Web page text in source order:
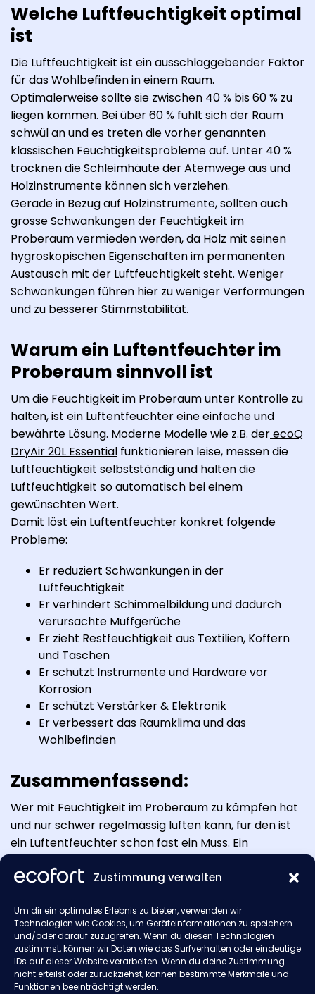
Zustimmung verwalten
Um dir ein optimales Erlebnis zu bieten, verwenden wir
Technologien wie Cookies, um Geräteinformationen zu speichern
und/oder darauf zuzugreifen. Wenn du diesen Technologien
zustimmst, können wir Daten wie das Surfverhalten oder eindeutige
IDs auf dieser Website verarbeiten. Wenn du deine Zustimmung
nicht erteilst oder zurückziehst, können bestimmte Merkmale und
Funktionen beeinträchtigt werden.
Welche Luftfeuchtigkeit optimal
ist
Die Luftfeuchtigkeit ist ein ausschlaggebender Faktor
für das Wohlbefinden in einem Raum.
Optimalerweise sollte sie zwischen 40 % bis 60 % zu
liegen kommen. Bei über 60 % fühlt sich der Raum
schwül an und es treten die vorher genannten
klassischen Feuchtigkeitsprobleme auf. Unter 40 %
trocknen die Schleimhäute der Atemwege aus und
Holzinstrumente können sich verziehen.
Gerade in Bezug auf Holzinstrumente, sollten auch
grosse Schwankungen der Feuchtigkeit im
Proberaum vermieden werden, da Holz mit seinen
hygroskopischen Eigenschaften im permanenten
Austausch mit der Luftfeuchtigkeit steht. Weniger
Schwankungen führen hier zu weniger Verformungen
und zu besserer Stimmstabilität.
Warum ein Luftentfeuchter im
Proberaum sinnvoll ist
Um die Feuchtigkeit im Proberaum unter Kontrolle zu
halten, ist ein Luftentfeuchter eine einfache und
bewährte Lösung. Moderne Modelle wie z.B. derecoQ
DryAir 20L Essential funktionieren leise, messen die
Luftfeuchtigkeit selbstständig und halten die
Luftfeuchtigkeit so automatisch bei einem
gewünschten Wert.
Damit löst ein Luftentfeuchter konkret folgende
Probleme:
Er reduziert Schwankungen in der
Luftfeuchtigkeit
Er verhindert Schimmelbildung und dadurch
verursachte Muffgerüche
Er zieht Restfeuchtigkeit aus Textilien, Koffern
und Taschen
Er schützt Instrumente und Hardware vor
Korrosion
Er schützt Verstärker & Elektronik
Er verbessert das Raumklima und das
Wohlbefinden
Zusammenfassend:
Wer mit Feuchtigkeit im Proberaum zu kämpfen hat
und nur schwer regelmässig lüften kann, für den ist
ein Luftentfeuchter schon fast ein Muss. Ein
die Instrumente und das Material, sondern auch die
Instrumente und Gesundheit auswirkt, erfährt man in
unserem Artikel zuSchimmel im Bandraum
vermeiden – was tun?